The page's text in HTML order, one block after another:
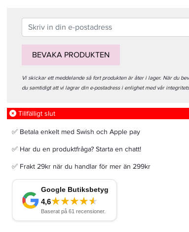
BEVAKA PRODUKTEN
Vi skickar ett meddelande så fort produkten är åter i lager. När du
du samtidigt att vi lagrar din e-postadress i enlighet med vår
Tillfälligt slut
✅ Betala enkelt med Swish och Apple pay
✅ Har du en produktfråga? Starta en chatt!
✅ Frakt 29kr när du handlar för mer än 299kr